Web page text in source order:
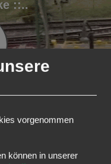
::..
Registrieren
vorgenommen
können in unserer